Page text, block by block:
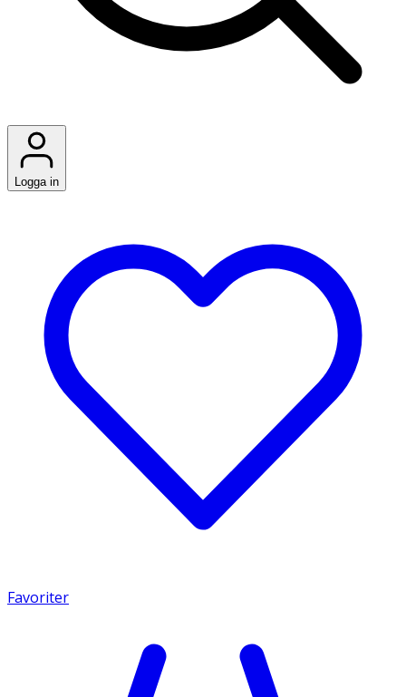
Logga in
Favoriter